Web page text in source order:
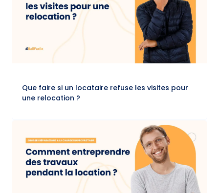
Que faire si un locataire refuse les visites pour
une relocation ?